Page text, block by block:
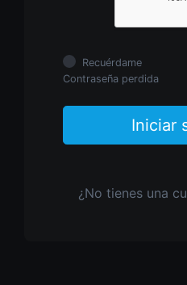
Recuérdame
Contraseña perdida
Iniciar
¿No tienes una